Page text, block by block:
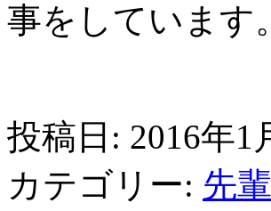
事をしています。
投稿日: 2016年1
カテゴリー: 先